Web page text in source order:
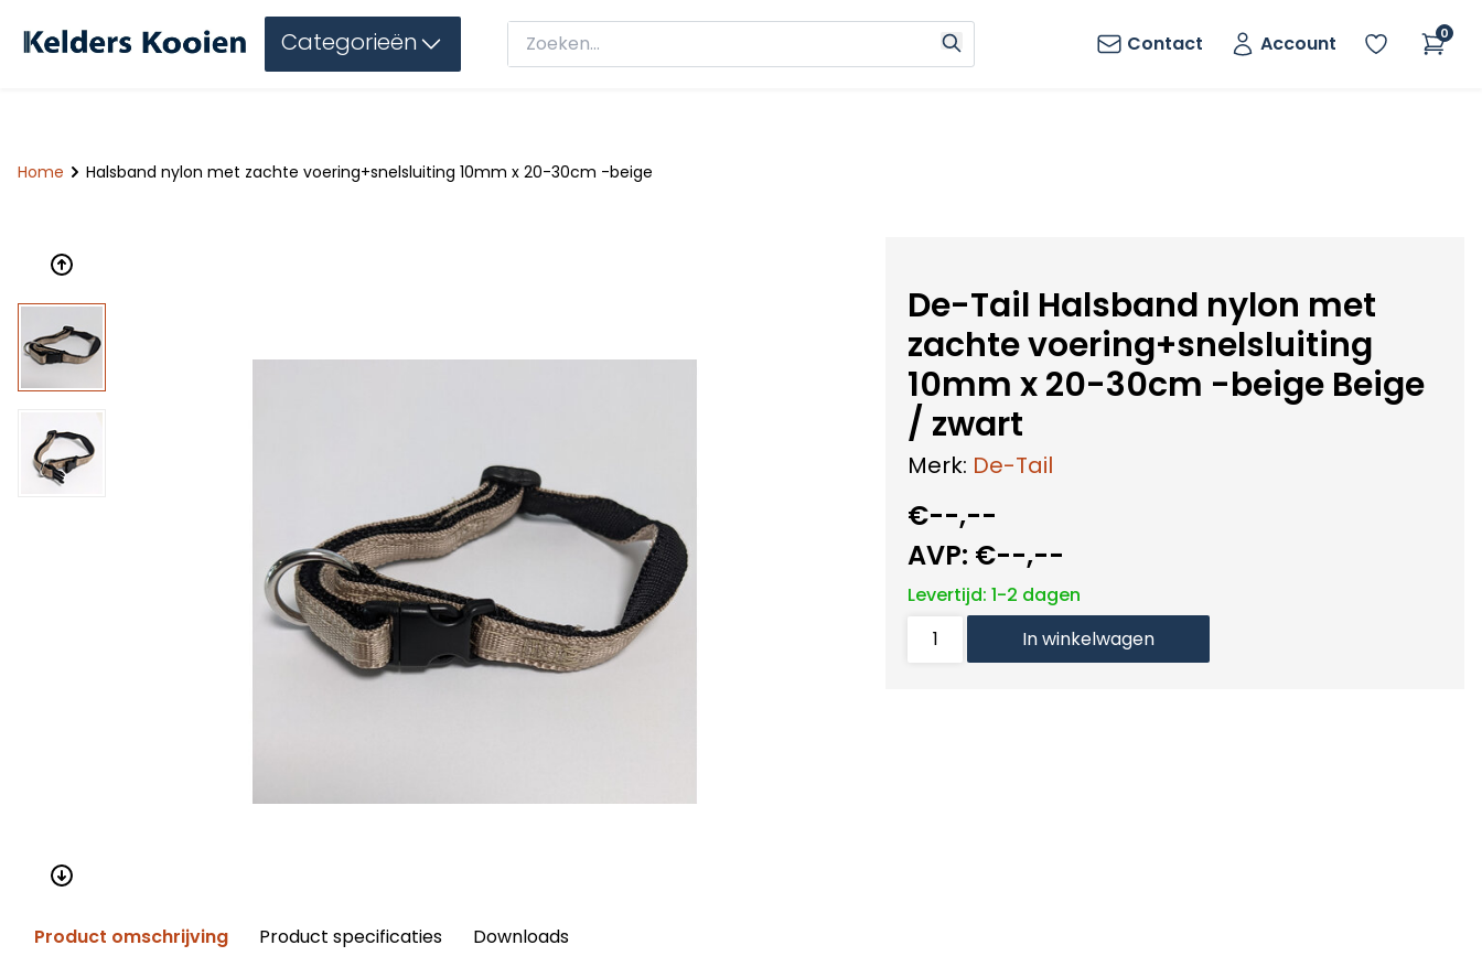
Categorieën Contact Account 0
Home Halsband nylon met zachte voering+snelsluiting 10mm x 20-30cm -beige
Product omschrijving Product specificaties Downloads
De-Tail Halsband nylon met
zachte voering+snelsluiting
10mm x 20-30cm -beige Beige
/ zwart
Merk: De-Tail
€--,--
AVP: €--,--
Levertijd: 1-2 dagen
In winkelwagen